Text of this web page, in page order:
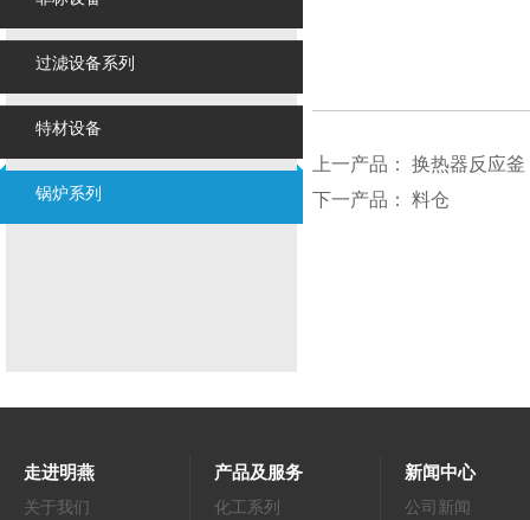
过滤设备系列
特材设备
锅炉系列
上一产品：
换热器反应釜
下一产品：
料仓
走进明燕
关于我们
产品及服务
化工系列
新闻中心
公司新闻